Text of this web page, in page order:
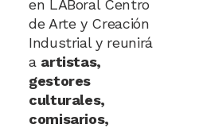
en LABoral Centro
de Arte y Creación
Industrial y reunirá
a artistas,
gestores
culturales,
comisarios,